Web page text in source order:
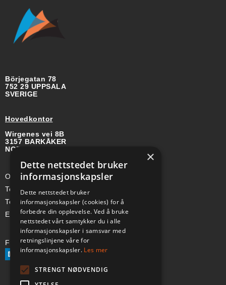
Börjegatan 78
752 29 UPPSALA
SVERIGE
Hovedkontor
Wirgenes vei 8B
3157 BARKÅKER
NORGE
Org-nr: 985 958 203 MVA
Telefon (Nor): +47 334 50 910
Telefon (Swe): +46 70-748 08 19
E-post: sales@a-ss.net
Følg oss på:
×
Dette nettstedet bruker
informasjonskapsler
Dette nettstedet bruker
informasjonskapsler (cookies) for å
forbedre din opplevelse. Ved å bruke
nettstedet vårt samtykker du i alle
informasjonskapsler i samsvar med
retningslinjene våre for
informasjonskapsler. Les mer
STRENGT NØDVENDIG